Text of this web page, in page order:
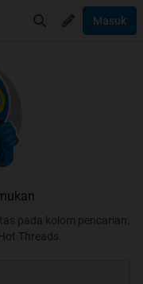
Masuk
pada kolom pencarian.
Threads.